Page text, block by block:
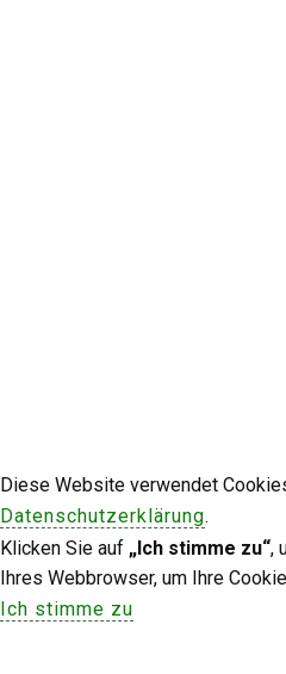
Diese Website verwendet
Datenschutzerklärung.
Klicken Sie auf „Ich stimme zu“,
Ihres Webbrowser, um Ihre
Ich stimme zu